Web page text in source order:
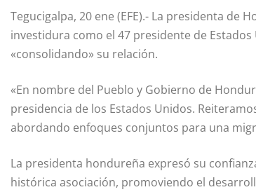
Tegucigalpa, 20 ene (EFE).- La presidenta de
investidura como el 47 presidente de
«consolidando» su relación.
«En nombre del Pueblo y Gobierno de
presidencia de los Estados Unidos.
abordando enfoques conjuntos para una
La presidenta hondureña expresó su
histórica asociación, promoviendo el